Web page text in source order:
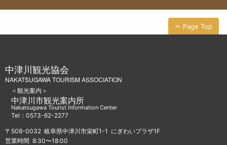
Page Top
中津川観光協会
NAKATSUGAWA TOURISM ASSOCIATION
＜観光案内＞
中津川市観光案内所
Nakatsugawa Tourist Information Center
Tel：0573-62-2277
〒508-0032 岐阜県中津川市栄町1-1 にぎわいプラザ1F
営業時間 8:30〜18:00